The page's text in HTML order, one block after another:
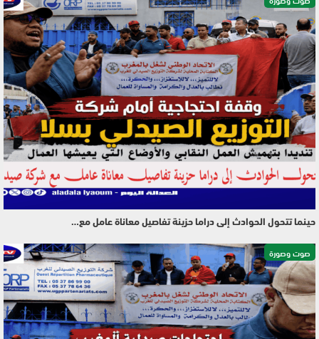
حينما تتحول الحوادث إلى دراما حزينة تفاصيل معاناة عامل مع…
صوت وصورة